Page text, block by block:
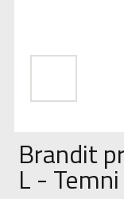
Brandit
L -